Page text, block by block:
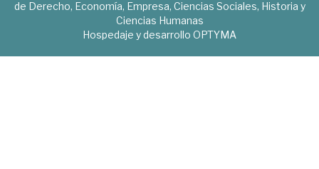
de Derecho, Economía, Empresa, Ciencias Sociales, Historia y
Ciencias Humanas
Hospedaje y desarrollo OPTYMA